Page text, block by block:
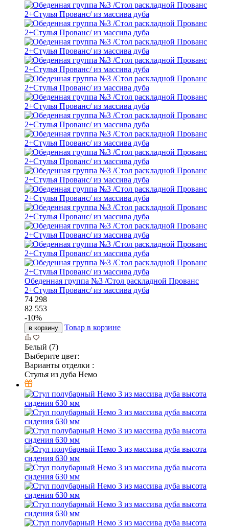
Обеденная группа №3 /Стол раскладной Прованс
2+Стулья Прованс/ из массива дуба
74 298
82 553
-10%
в корзину Товар в корзине
Белый (7)
Выберите цвет:
Варианты отделки :
Стулья из дуба Немо